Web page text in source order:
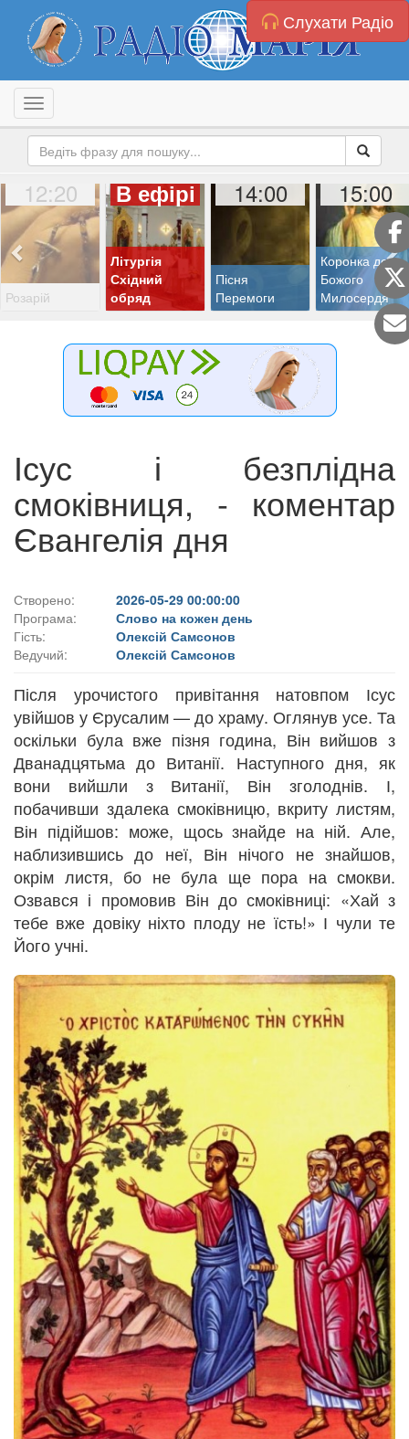
Слухати Радіо
Toggle navigation
12:20
Розарій
В ефірі
Літургія
Східний
обряд
14:00
Пісня
Перемоги
15:00
Коронка до
Божого
Милосердя
Ісус і безплідна
смоківниця, - коментар
Євангелія дня
Створено:
2026-05-29 00:00:00
Програма:
Слово на кожен день
Гість:
Олексій Самсонов
Ведучий:
Олексій Самсонов
Після урочистого привітання натовпом Ісус
увійшов у Єрусалим — до храму. Оглянув усе. Та
оскільки була вже пізня година, Він вийшов з
Дванадцятьма до Витанії. Наступного дня, як
вони вийшли з Витанії, Він зголоднів. І,
побачивши здалека смоківницю, вкриту листям,
Він підійшов: може, щось знайде на ній. Але,
наблизившись до неї, Він нічого не знайшов,
окрім листя, бо не була ще пора на смокви.
Озвався і промовив Він до смоківниці: «Хай з
тебе вже довіку ніхто плоду не їсть!» І чули те
Його учні.